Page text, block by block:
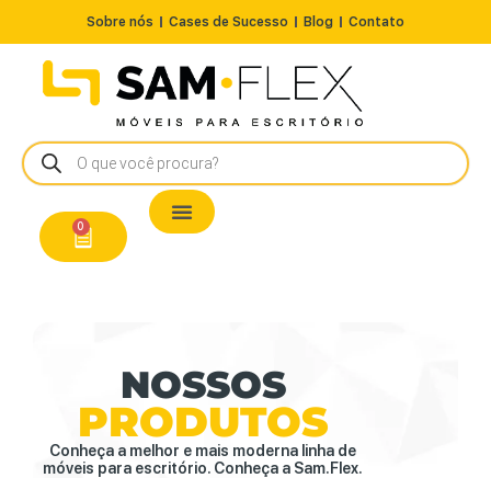
Sobre nós Cases de Sucesso Blog Contato
0
NOSSOS
PRODUTOS
Conheça a melhor e mais moderna linha de
móveis para escritório. Conheça a Sam.Flex.